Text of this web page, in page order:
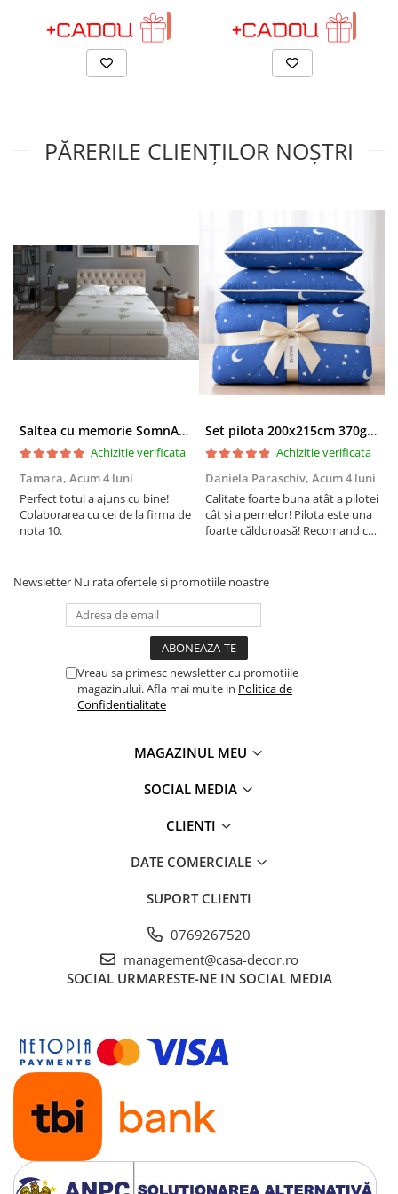
ADAUGA IN COS ADAUGA IN COS
PĂRERILE CLIENȚILOR NOȘTRI
Saltea cu memorie SomnART XXL Memory Plus 160x190, înălțime 25cm, pentru persoane supraponderale, husă Aloe Vera detașabilă, rulată, fermitate mare
Achizitie verificata
Tamara, Acum 4 luni
Perfect totul a ajuns cu bine!
Colaborarea cu cei de la firma de
nota 10.
Set pilota 200x215cm 370g cu 2 perne 50x70,albastru- PLT36
Achizitie verificata
Daniela Paraschiv, Acum 4 luni
Calitate foarte buna atât a pilotei
cât și a pernelor! Pilota este una
foarte călduroasă! Recomand cu
Newsletter Nu rata ofertele si promotiile noastre
Vreau sa primesc newsletter cu promotiile
magazinului. Afla mai multe in Politica de
Confidentialitate
MAGAZINUL MEU
SOCIAL MEDIA
CLIENTI
DATE COMERCIALE
SUPORT CLIENTI
0769267520
management@casa-decor.ro
SOCIAL URMARESTE-NE IN SOCIAL MEDIA